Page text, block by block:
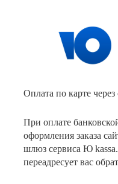
Оплата по карте
При оплате
оформления заказа
шлюз сервиса Ю
переадресует вас